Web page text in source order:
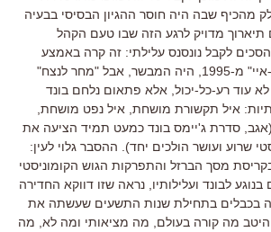
מהכיף שבה היה חוסר ההגיון הבסיסי בבעיה
מדויק לרגע הזה שבו טעם הקהל
לקבל נונסנס עלילתי: זה קרה באמצע
שנות התשעים. “גולדן-איי" מ-1995, היה המבשר, אבל "מחר לנצח"
זה. לא עוד רע-כל-יכול, אלא פתאום נלחם בונד
איל תקשורת מושחת, איל נפט מושחת,
סדרת ג'יימס בונד כמעט תמיד הציעה את
שרוע ועושר הולכים יחד). ההסבר גלוי לעין:
מסך הברזל והתפרקות הגוש הקומוניסטי
לבונד ועלילותיו, נראה שזו דווקא החדירה
בכבלים בתחילת שנות התשעים שעשתה את
היטב מה קורה בעולם, מה מציאותי ומה לא, מה